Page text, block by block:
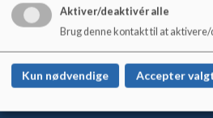
Aktiver/deaktivér alle
Brug denne kontakt til at aktivere/
Kun nødvendige Accepter